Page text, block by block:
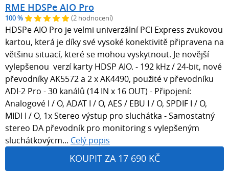
RME HDSPe AIO Pro
100 % (2 hodnocení)
HDSPe AIO Pro je velmi univerzální PCI Express zvukovou
kartou, která je díky své vysoké konektivitě připravena na
většinu situací, které se mohou vyskytnout. Je novější
vylepšenou verzí karty HDSP AIO. - 192 kHz / 24-bit, nové
převodníky AK5572 a 2 x AK4490, použité v převodníku
ADI-2 Pro - 30 kanálů (14 IN x 16 OUT) - Připojení:
Analogové I / O, ADAT I / O, AES / EBU I / O, SPDIF I / O,
MIDI I / O, 1x Stereo výstup pro sluchátka - Samostatný
stereo DA převodník pro monitoring s vylepšeným
sluchátkovýcm... Celý popis
KOUPIT ZA 17 690 KČ